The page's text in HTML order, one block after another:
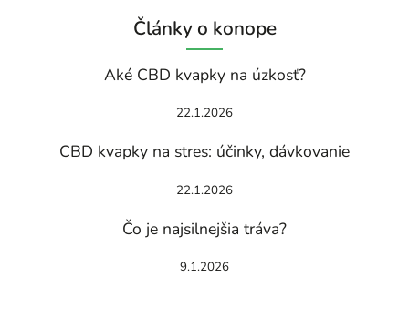
Články o konope
Aké CBD kvapky na úzkosť?
22.1.2026
CBD kvapky na stres: účinky, dávkovanie
22.1.2026
Čo je najsilnejšia tráva?
9.1.2026